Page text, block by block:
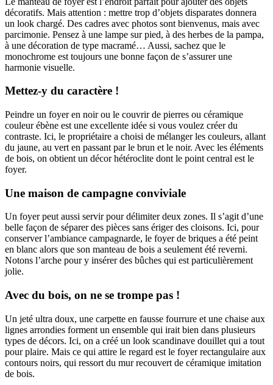
décoratifs. Mais attention : mettre trop d’objets disparates donnera
un look chargé. Des cadres avec photos sont bienvenus, mais avec
parcimonie. Pensez à une lampe sur pied, à des herbes de la pampa,
à une décoration de type macramé… Aussi, sachez que le
monochrome est toujours une bonne façon de s’assurer une
harmonie visuelle.
Mettez-y du caractère !
Peindre un foyer en noir ou le couvrir de pierres ou céramique
couleur ébène est une excellente idée si vous voulez créer du
contraste. Ici, le propriétaire a choisi de mélanger les couleurs, allant
du jaune, au vert en passant par le brun et le noir. Avec les éléments
de bois, on obtient un décor hétéroclite dont le point central est le
foyer.
Une maison de campagne conviviale
Un foyer peut aussi servir pour délimiter deux zones. Il s’agit d’une
belle façon de séparer des pièces sans ériger des cloisons. Ici, pour
conserver l’ambiance campagnarde, le foyer de briques a été peint
en blanc alors que son manteau de bois a seulement été reverni.
Notons l’arche pour y insérer des bûches qui est particulièrement
jolie.
Avec du bois, on ne se trompe pas !
Un jeté ultra doux, une carpette en fausse fourrure et une chaise aux
lignes arrondies forment un ensemble qui irait bien dans plusieurs
types de décors. Ici, on a créé un look scandinave douillet qui a tout
pour plaire. Mais ce qui attire le regard est le foyer rectangulaire aux
contours noirs, qui ressort du mur recouvert de céramique imitation
de bois.